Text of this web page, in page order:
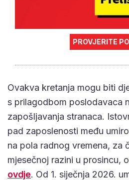
PROVJERITE
Ovakva kretanja mogu biti
s prilagodbom poslodavaca
zapošljavanja stranaca.
pad zaposlenosti među
na pola radnog vremena, za
mjesečnoj razini u prosincu,
ovdje. Od 1. siječnja 2026.